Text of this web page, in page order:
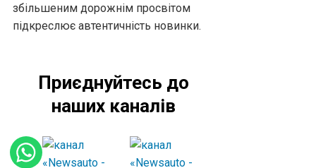
збільшеним дорожнім просвітом
підкреслює автентичність новинки.
Приєднуйтесь до
наших каналів